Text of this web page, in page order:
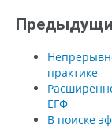
практике
ЕГФ
В поиске